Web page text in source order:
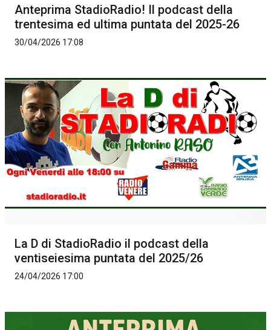
Anteprima StadioRadio! Il podcast della
trentesima ed ultima puntata del 2025-26
30/04/2026 17:08
La D di StadioRadio il podcast della
ventiseiesima puntata del 2025/26
24/04/2026 17:00